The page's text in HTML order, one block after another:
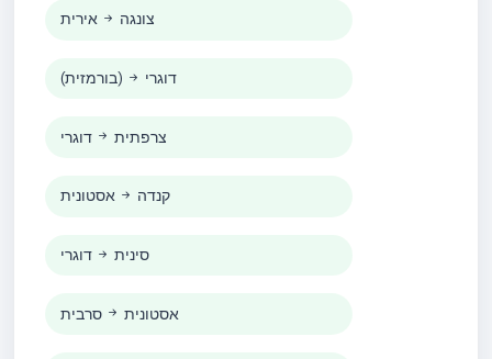
צונגה אירית
דוגרי (בורמזית)
צרפתית דוגרי
קנדה אסטונית
סינית דוגרי
אסטונית סרבית